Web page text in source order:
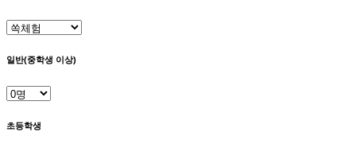
일반(중학생 이상)
초등학생